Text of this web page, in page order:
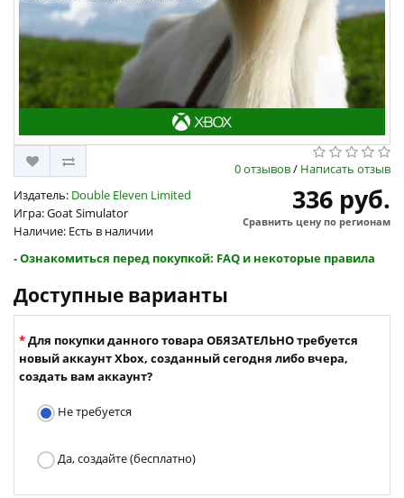
0 отзывов/ Написать отзыв
Издатель: Double Eleven Limited
Игра: Goat Simulator
Наличие: Есть в наличии
336 руб.
Сравнить цену по регионам
- Ознакомиться перед покупкой: FAQ и некоторые правила
Доступные варианты
Для покупки данного товара ОБЯЗАТЕЛЬНО требуется
новый аккаунт Xbox, созданный сегодня либо вчера,
создать вам аккаунт?
Не требуется
Да, создайте (бесплатно)